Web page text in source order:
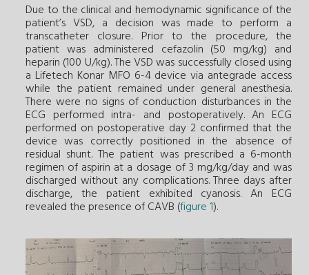
Due to the clinical and hemodynamic significance of the
patient’s VSD, a decision was made to perform a
transcatheter closure. Prior to the procedure, the
patient was administered cefazolin (50 mg/kg) and
heparin (100 U/kg). The VSD was successfully closed using
a Lifetech Konar MFO 6-4 device via antegrade access
while the patient remained under general anesthesia.
There were no signs of conduction disturbances in the
ECG performed intra- and postoperatively. An ECG
performed on postoperative day 2 confirmed that the
device was correctly positioned in the absence of
residual shunt. The patient was prescribed a 6-month
regimen of aspirin at a dosage of 3 mg/kg/day and was
discharged without any complications. Three days after
discharge, the patient exhibited cyanosis. An ECG
revealed the presence of CAVB (figure 1).